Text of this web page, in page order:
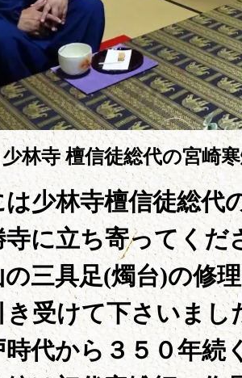
少林寺 檀信徒総代の宮崎
少林寺檀信徒総代
寺に立ち寄ってくだ
の三具足(燭台)の修
き受けて下さいまし
代から３５０年続